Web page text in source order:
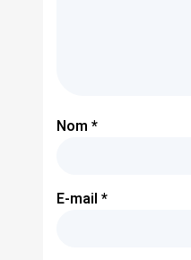
Nom *
E-mail *